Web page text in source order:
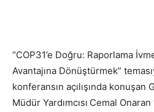
“COP31’e Doğru: Raporlama
Avantajına Dönüştürmek”
konferansın açılışında konuşan
Müdür Yardımcısı Cemal Onaran